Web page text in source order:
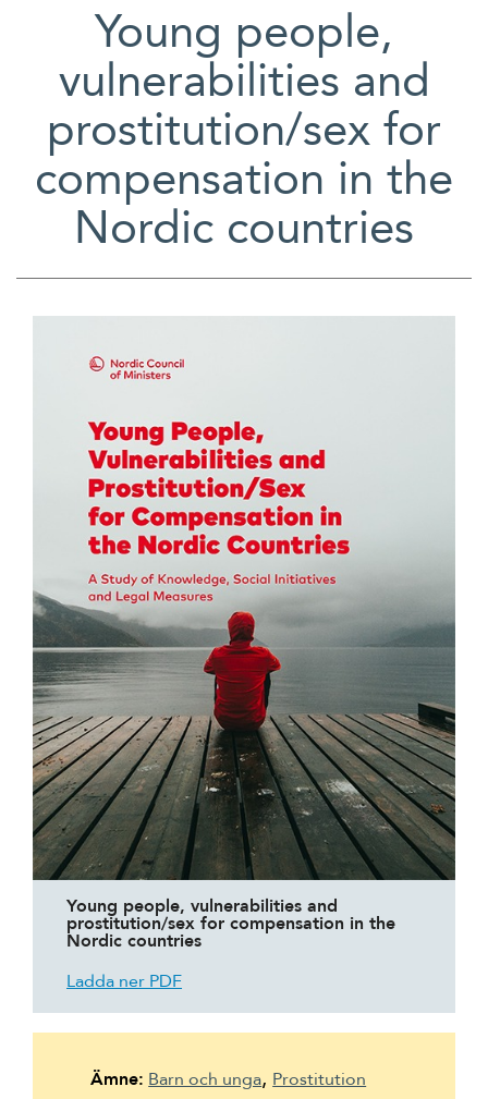
Young people,
vulnerabilities and
prostitution/sex for
compensation in the
Nordic countries
Young people, vulnerabilities and
prostitution/sex for compensation in the
Nordic countries
Ladda ner PDF
Ämne: Barn och unga Prostitution